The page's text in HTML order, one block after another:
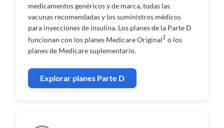
medicamentos genéricos y de marca, todas las
vacunas recomendadas y los suministros médicos
para inyecciones de insulina. Los planes de la Parte D
funcionan con los planes Medicare Original‡ o los
planes de Medicare suplementario.
Explorar planes Parte D